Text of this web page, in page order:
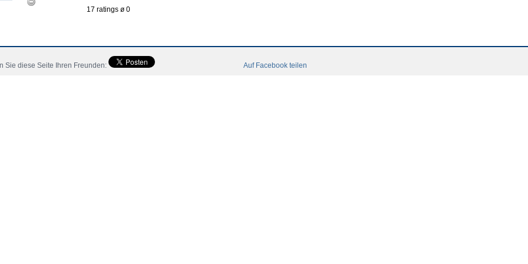
17 ratings ø 0
Sie diese Seite Ihren Freunden: Auf Facebook teilen